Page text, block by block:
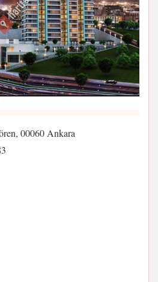
00060 Ankara